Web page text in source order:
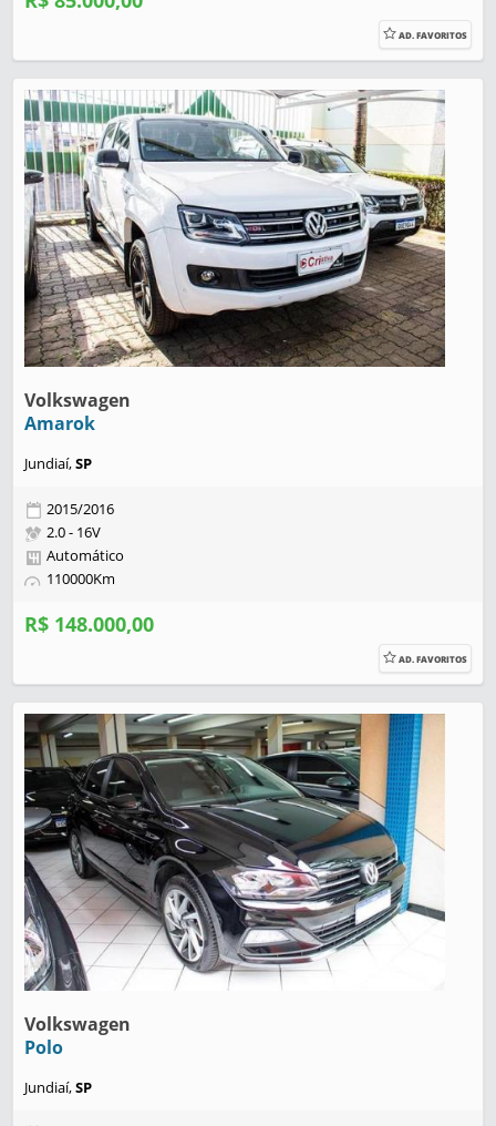
AD. FAVORITOS
Volkswagen
Amarok
Jundiaí,SP
2015/2016
2.0 - 16V
Automático
110000Km
R$ 148.000,00
AD. FAVORITOS
Volkswagen
Polo
Jundiaí,SP